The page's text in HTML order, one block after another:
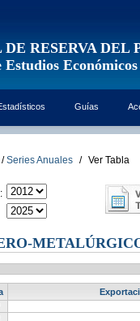
RESERVA DEL
Económicos
Guías
/ Series Anuales / Ver Tabla